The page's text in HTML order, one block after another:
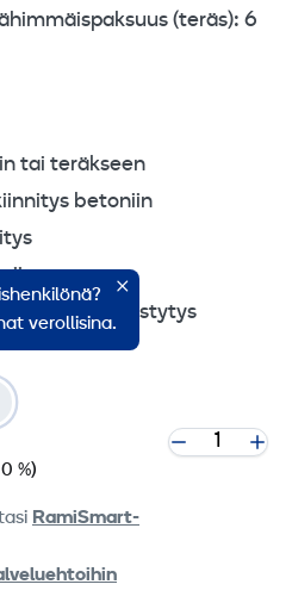
(teräs): 6
tai teräkseen
betoniin
pystytys
verollisina.
%)
RamiSmart-